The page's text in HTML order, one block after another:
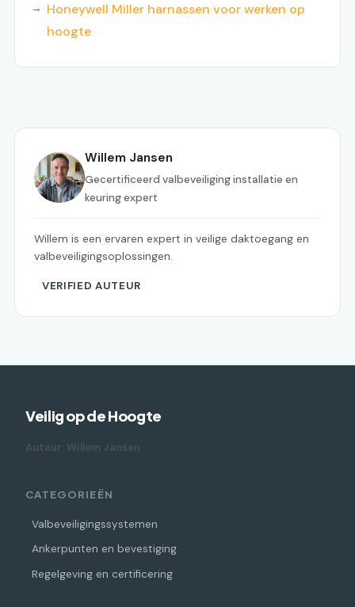
Honeywell Miller harnassen voor werken op
hoogte
Willem Jansen
Gecertificeerd valbeveiliging installatie en
keuring expert
Willem is een ervaren expert in veilige daktoegang en
valbeveiligingsoplossingen.
VERIFIED AUTEUR
Veilig op de Hoogte
Auteur: Willem Jansen
CATEGORIEËN
Valbeveiligingssystemen
Ankerpunten en bevestiging
Regelgeving en certificering